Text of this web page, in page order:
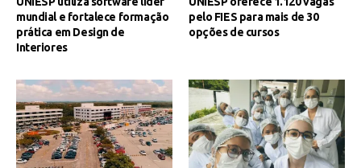
mundial e fortalece formação
prática em Design de
Interiores
pelo FIES para mais de 30
opções de cursos